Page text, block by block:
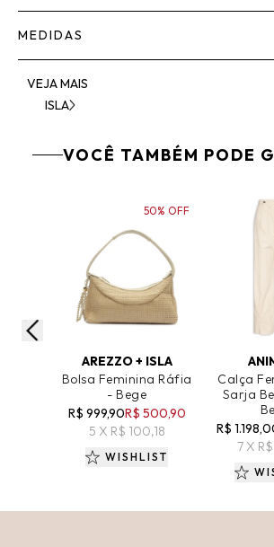
MEDIDAS
VEJA MAIS
ISLA
VOCÊ TAMBÉM PODE
AREZZO + ISLA
Bolsa Feminina Ráfia
- Bege
R$ 999,90R$ 500,90
5 X R$ 100,18
50% OFF
WISHLIST
ADICIONAR
Calça
Sarja
R$
7 X